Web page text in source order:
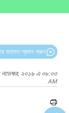
মতামত প্রদান করুন
নভেম্বর, ২০১৯ এ ০৮:০৩
AM